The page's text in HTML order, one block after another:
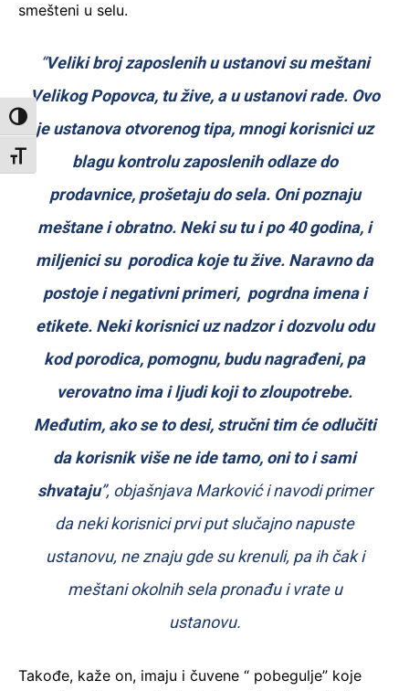
Toggle High Contrast
Toggle Font size
smešteni u selu.
“Veliki broj zaposlenih u ustanovi su meštani
Velikog Popovca, tu žive, a u ustanovi rade. Ovo
je ustanova otvorenog tipa, mnogi korisnici uz
blagu kontrolu zaposlenih odlaze do
prodavnice, prošetaju do sela. Oni poznaju
meštane i obratno. Neki su tu i po 40 godina, i
miljenici su porodica koje tu žive. Naravno da
postoje i negativni primeri, pogrdna imena i
etikete. Neki korisnici uz nadzor i dozvolu odu
kod porodica, pomognu, budu nagrađeni, pa
verovatno ima i ljudi koji to zloupotrebe.
Međutim, ako se to desi, stručni tim će odlučiti
da korisnik više ne ide tamo, oni to i sami
shvataju”, objašnjava Marković i navodi primer
da neki korisnici prvi put slučajno napuste
ustanovu, ne znaju gde su krenuli, pa ih čak i
meštani okolnih sela pronađu i vrate u
ustanovu.
Takođe, kaže on, imaju i čuvene “ pobegulje” koje